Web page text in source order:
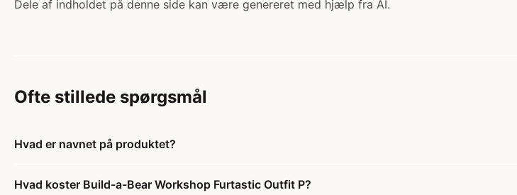
Dele af indholdet på denne side kan være genereret med hjælp fra AI.
Ofte stillede spørgsmål
Hvad er navnet på produktet?
Hvad koster Build-a-Bear Workshop Furtastic Outfit P?